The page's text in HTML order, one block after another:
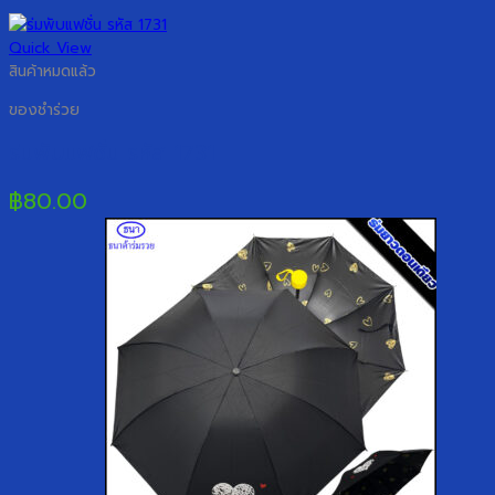
Quick View
สินค้าหมดแล้ว
ของชำร่วย
฿80.00